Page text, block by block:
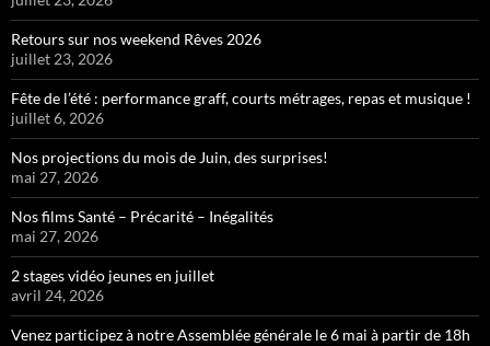
Retours sur nos weekend Rêves 2026
juillet 23, 2026
Fête de l’été : performance graff, courts métrages, repas et musique !
juillet 6, 2026
Nos projections du mois de Juin, des surprises!
mai 27, 2026
Nos films Santé – Précarité – Inégalités
mai 27, 2026
2 stages vidéo jeunes en juillet
avril 24, 2026
Venez participez à notre Assemblée générale le 6 mai à partir de 18h